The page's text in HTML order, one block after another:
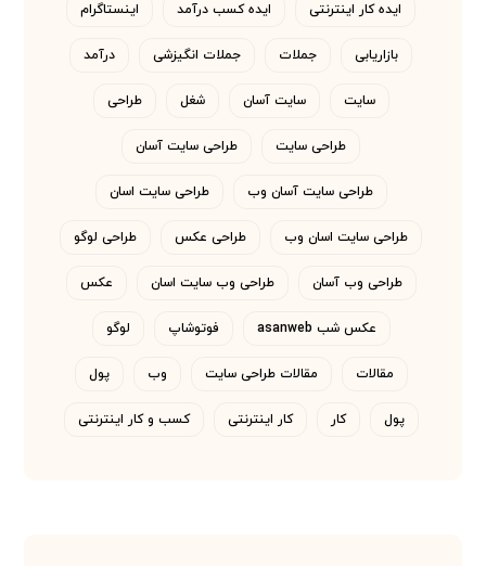
ایده کار اینترنتی ایده کسب درآمد اینستاگرام
بازاریابی جملات جملات انگیزشی درآمد
سایت سایت آسان شغل طراحی
طراحی سایت طراحی سایت آسان
طراحی سایت آسان وب طراحی سایت اسان
طراحی سایت اسان وب طراحی عکس طراحی لوگو
طراحی وب آسان طراحی وب سایت اسان عکس
عکس شب asanweb فوتوشاپ لوگو
مقالات مقالات طراحی سایت وب پول
پول کار کار اینترنتی کسب و کار اینترنتی